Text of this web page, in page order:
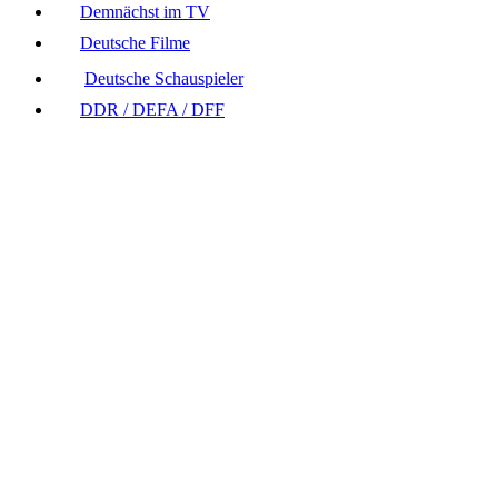
Demnächst im TV
Deutsche Filme
Deutsche Schauspieler
DDR / DEFA / DFF